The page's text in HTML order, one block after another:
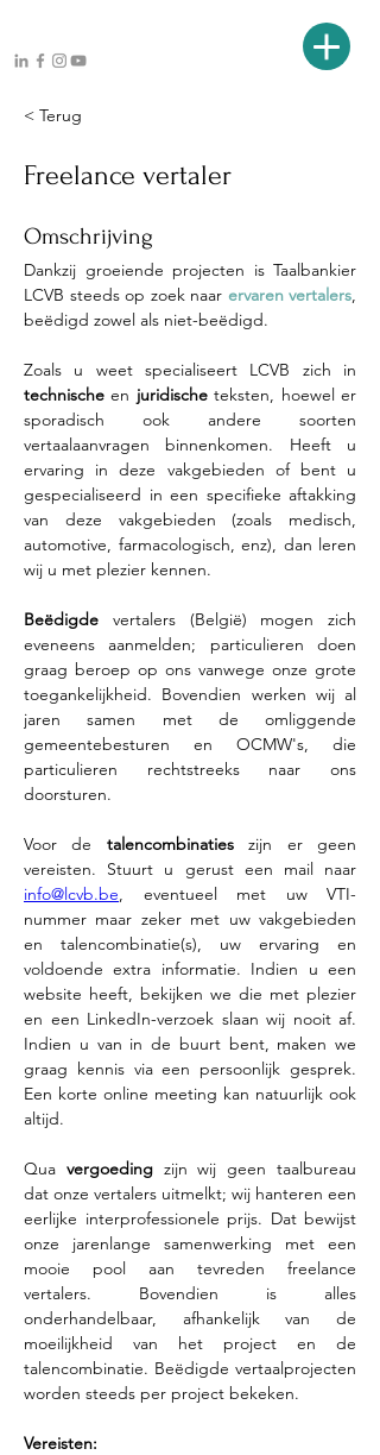
< Terug
Freelance vertaler
Omschrijving
Dankzij groeiende projecten is Taalbankier
LCVB steeds op zoek naar ervaren vertalers,
beëdigd zowel als niet-beëdigd.
technische en juridische teksten, hoewel er
sporadisch ook andere soorten
vertaalaanvragen binnenkomen. Heeft u
ervaring in deze vakgebieden of bent u
gespecialiseerd in een specifieke aftakking
van deze vakgebieden (zoals medisch,
automotive, farmacologisch, enz), dan leren
wij u met plezier kennen.
Beëdigde vertalers (België) mogen zich
eveneens aanmelden; particulieren doen
graag beroep op ons vanwege onze grote
toegankelijkheid. Bovendien werken wij al
jaren samen met de omliggende
gemeentebesturen en OCMW's, die
particulieren rechtstreeks naar ons
doorsturen.
Voor de talencombinaties zijn er geen
info@lcvb.be, eventueel met uw VTI-
nummer maar zeker met uw vakgebieden
en talencombinatie(s), uw ervaring en
voldoende extra informatie. Indien u een
website heeft, bekijken we die met plezier
en een LinkedIn-verzoek slaan wij nooit af.
Indien u van in de buurt bent, maken we
graag kennis via een persoonlijk gesprek.
Een korte online meeting kan natuurlijk ook
altijd.
Qua vergoeding zijn wij geen taalbureau
dat onze vertalers uitmelkt; wij hanteren een
eerlijke interprofessionele prijs. Dat bewijst
onze jarenlange samenwerking met een
mooie pool aan tevreden freelance
vertalers. Bovendien is alles
onderhandelbaar, afhankelijk van de
moeilijkheid van het project en de
talencombinatie. Beëdigde vertaalprojecten
worden steeds per project bekeken.
Vereisten: